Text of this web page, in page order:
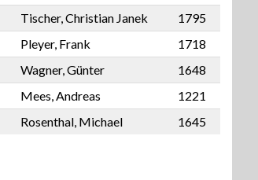
Tischer, Christian Janek
1795
Pleyer, Frank
1718
Wagner, Günter
1648
Mees, Andreas
1221
Rosenthal, Michael 1645